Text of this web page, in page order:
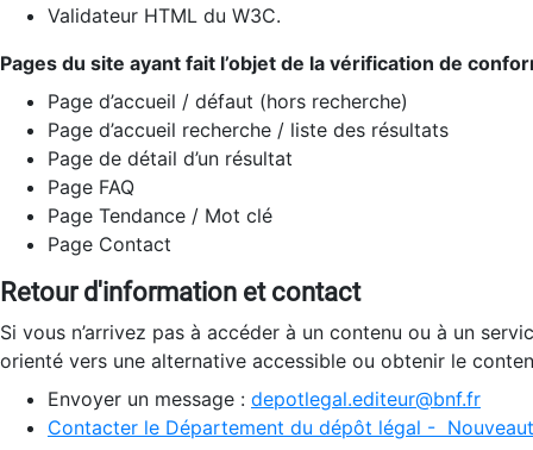
Validateur HTML du W3C.
Pages du site ayant fait l’objet de la vérification de
Page d’accueil / défaut (hors recherche)
Page d’accueil recherche / liste des résultats
Page de détail d’un résultat
Page FAQ
Page Tendance / Mot clé
Page Contact
Retour d'information et contact
Si vous n’arrivez pas à accéder à un contenu ou à un
orienté vers une alternative accessible ou obtenir le
Envoyer un message : depotlegal.editeur@bnf.fr
Contacter le Département du dépôt légal -